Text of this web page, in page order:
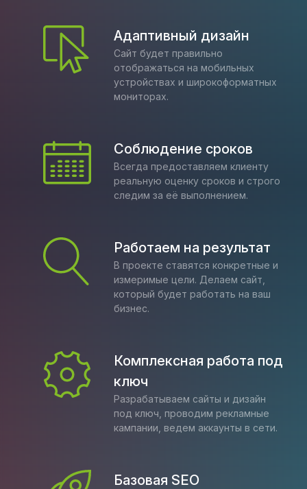
Адаптивный дизайн
Сайт будет правильно
отображаться на мобильных
устройствах и широкоформатных
мониторах.
Соблюдение сроков
Всегда предоставляем клиенту
реальную оценку сроков и строго
следим за её выполнением.
Работаем на результат
В проекте ставятся конкретные и
измеримые цели. Делаем сайт,
который будет работать на ваш
бизнес.
Комплексная работа под
ключ
Разрабатываем сайты и дизайн
под ключ, проводим рекламные
кампании, ведем аккаунты в сети.
Базовая SEO